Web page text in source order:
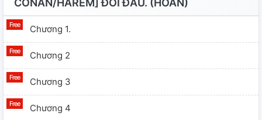
CONAN/HAREM] ĐỐI ĐẦU. (HOÀN)
Chương 1.
Chương 2
Chương 3
Chương 4